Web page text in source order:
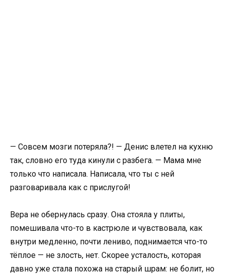
— Совсем мозги потеряла?! — Денис влетел на кухню
так, словно его туда кинули с разбега. — Мама мне
только что написала. Написала, что ты с ней
разговаривала как с прислугой!
Вера не обернулась сразу. Она стояла у плиты,
помешивала что-то в кастрюле и чувствовала, как
внутри медленно, почти лениво, поднимается что-то
тёплое — не злость, нет. Скорее усталость, которая
давно уже стала похожа на старый шрам: не болит, но